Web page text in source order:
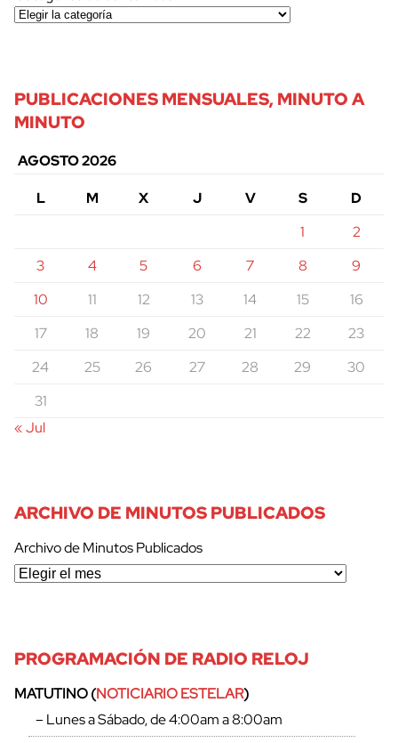
cerrar
PUBLICACIONES MENSUALES, MINUTO A
MINUTO
AGOSTO 2026
L
M X J V S
D
1
2
3
4 5 6 7 8
9
10
11 12 13 14 15
16
17
18 19 20 21 22
23
24
25 26 27 28 29
30
31
« Jul
ARCHIVO DE MINUTOS PUBLICADOS
Archivo de Minutos Publicados
PROGRAMACIÓN DE RADIO RELOJ
MATUTINO (NOTICIARIO ESTELAR)
– Lunes a Sábado, de 4:00am a 8:00am